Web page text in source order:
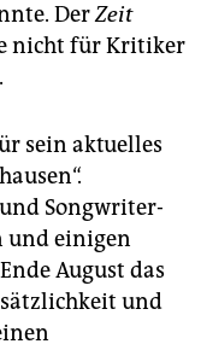
DerZeit
nicht für Kritiker
sein aktuelles
Songwriter-
und einigen
August das
und